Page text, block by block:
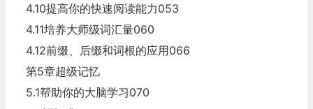
4.10提高你的快速阅读能力053
4.11培养大师级词汇量060
4.12前缀、后缀和词根的应用066
第5章超级记忆
5.1帮助你的大脑学习070